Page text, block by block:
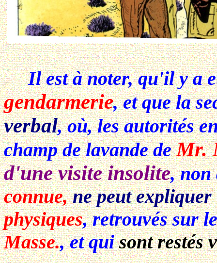
Il est à noter, qu'il y a
gendarmerie, et que la
verbal, où, les autorités
champ de lavande deMr.
d'une visite insolite, non
connue,ne peut expliquer
physiques, retrouvés sur
Masse., et quisont restés